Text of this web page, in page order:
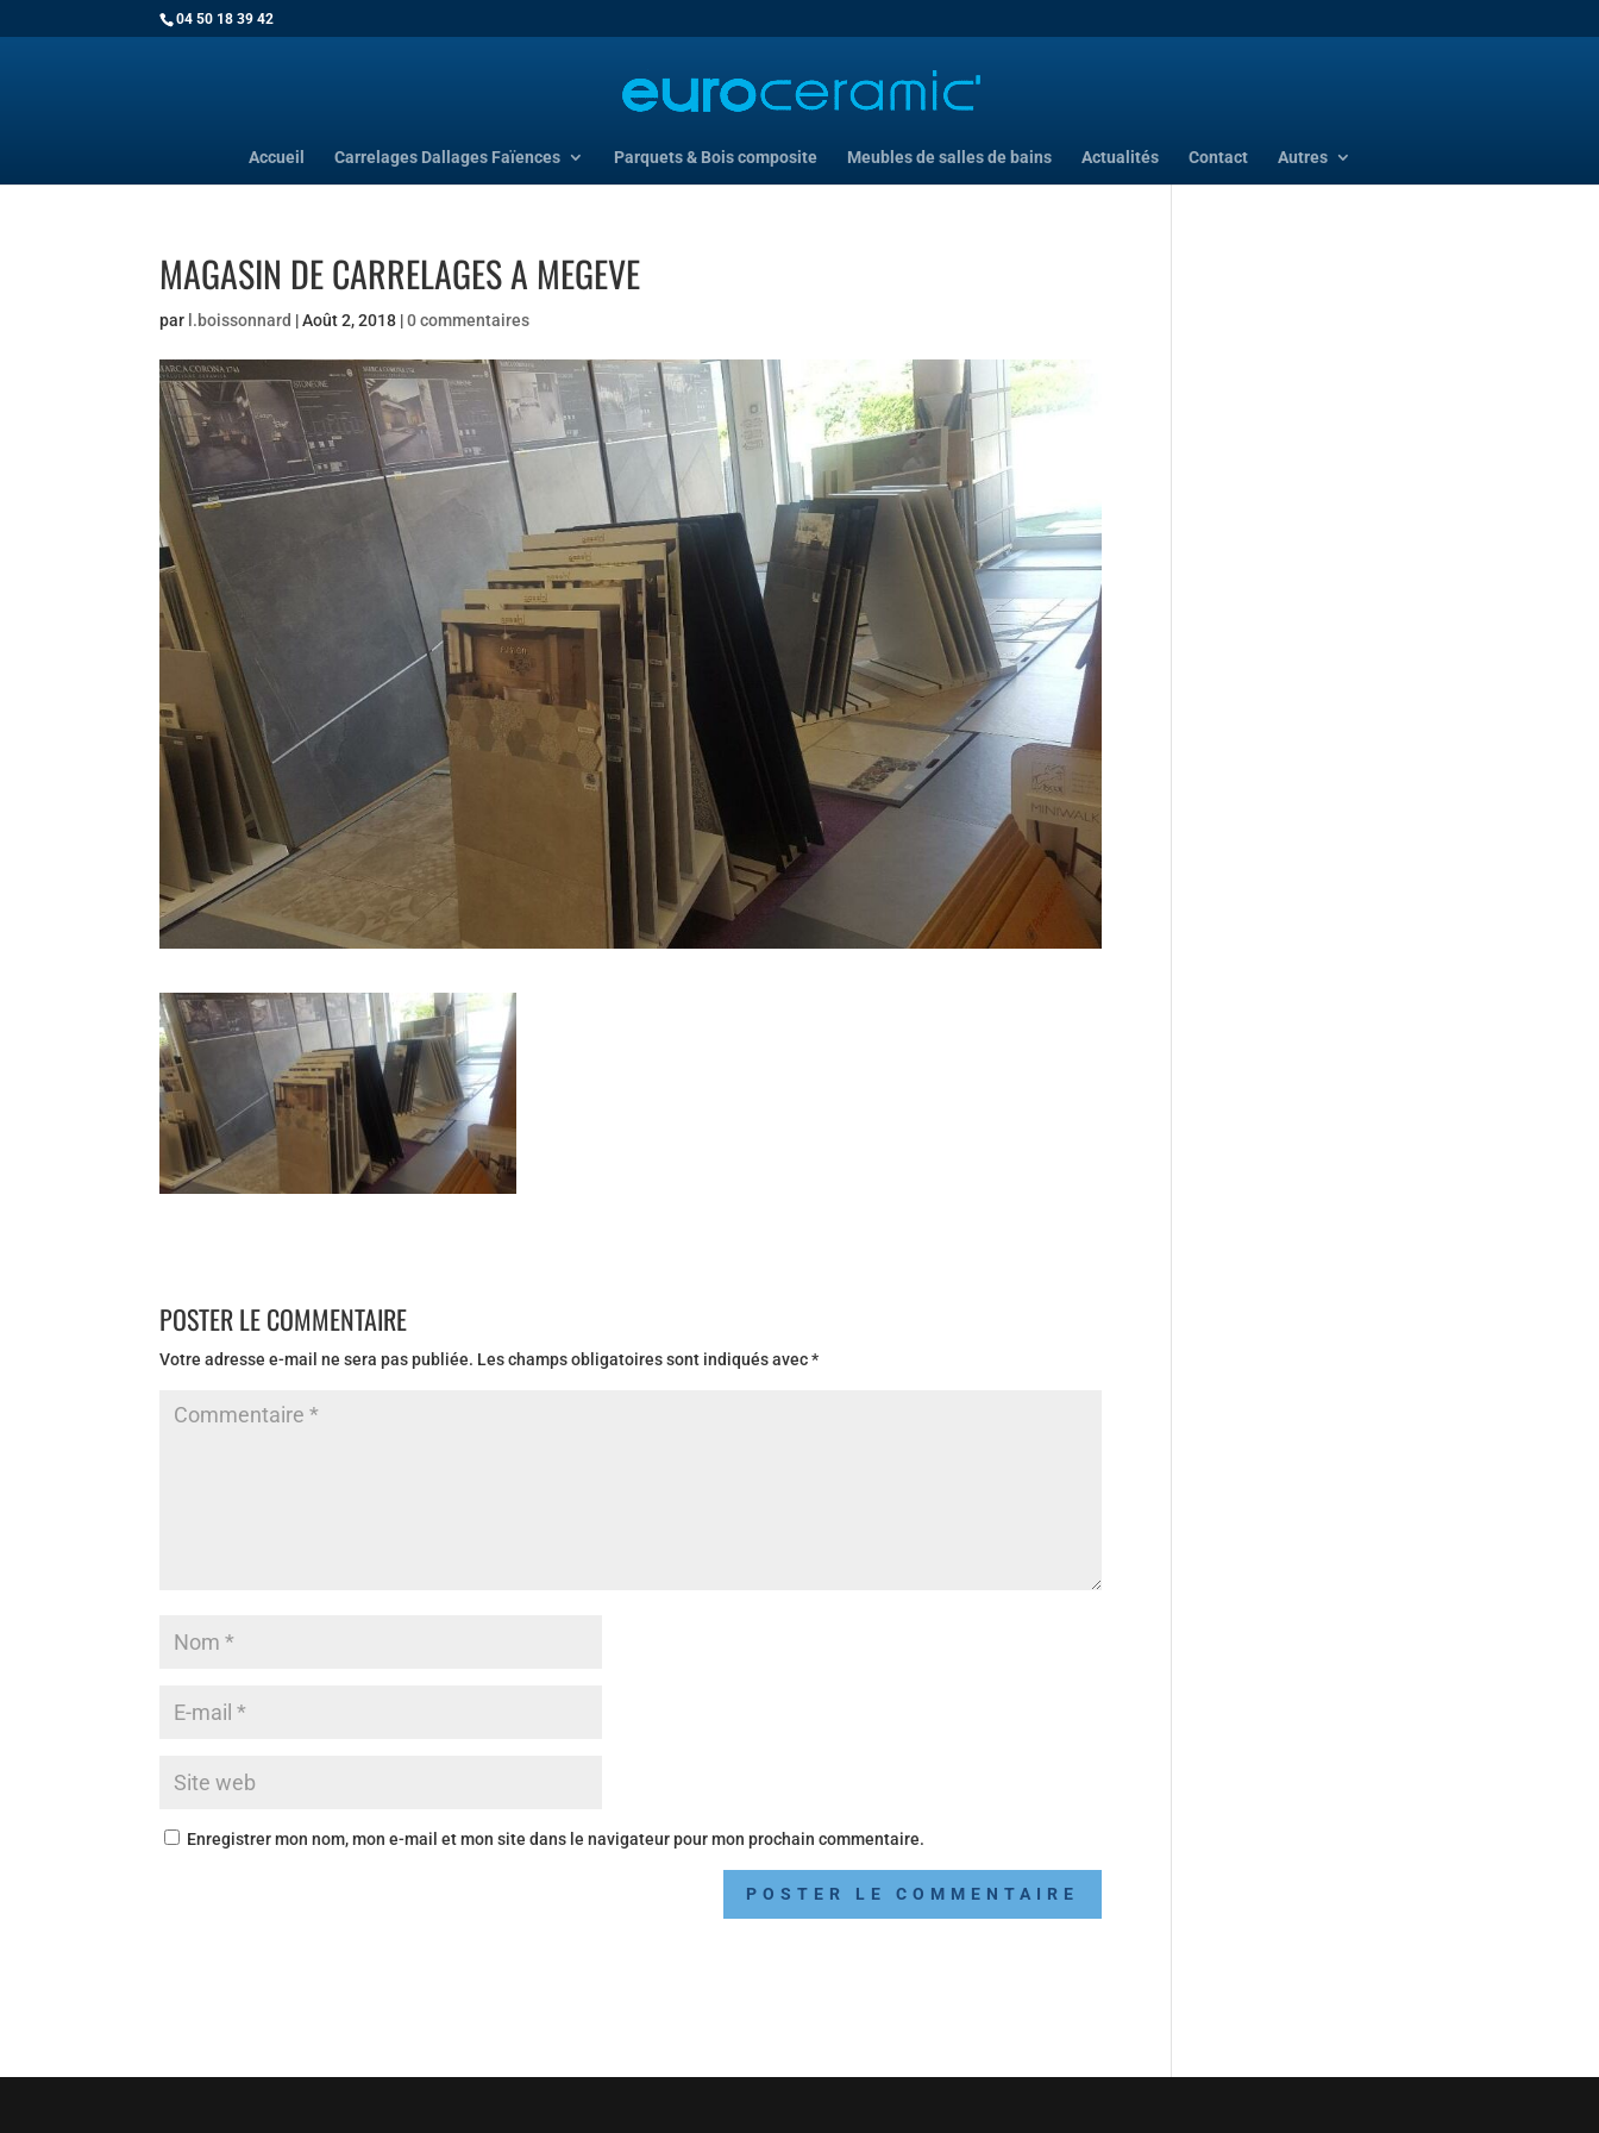
04 50 18 39 42
Accueil Carrelages Dallages Faïences Parquets & Bois composite Meubles de salles de bains Actualités Contact Autres
MAGASIN DE CARRELAGES A MEGEVE
par l.boissonnard |Août 2, 2018 |0 commentaires
POSTER LE COMMENTAIRE
Votre adresse e-mail ne sera pas publiée. Les champs obligatoires sont indiqués avec*
Enregistrer mon nom, mon e-mail et mon site dans le navigateur pour mon prochain commentaire.